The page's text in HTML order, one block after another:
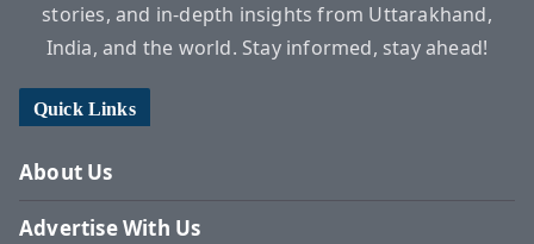
stories, and in-depth insights from Uttarakhand,
India, and the world. Stay informed, stay ahead!
Quick Links
About Us
Advertise With Us